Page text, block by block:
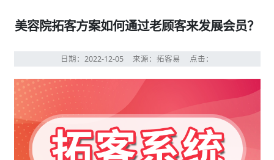
美容院拓客方案如何通过老顾客来发展会员？
日期：2022-12-05 来源：拓客易 点击：